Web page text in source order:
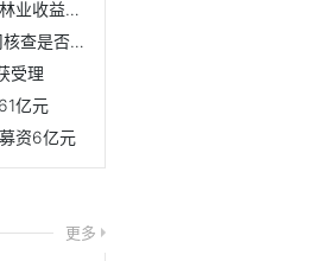
碳中和概念股已达126只 光伏、林业收益可观
美盛文化收监管关注函 要求公司核查是否存在应披露而未披露...
受理
亿元
资6亿元
更多